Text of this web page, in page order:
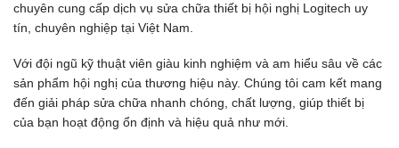
chuyên cung cấp dịch vụ sửa chữa thiết bị hội nghị Logitech uy
tín, chuyên nghiệp tại Việt Nam.
Với đội ngũ kỹ thuật viên giàu kinh nghiệm và am hiểu sâu về các
sản phẩm hội nghị của thương hiệu này. Chúng tôi cam kết mang
đến giải pháp sửa chữa nhanh chóng, chất lượng, giúp thiết bị
của bạn hoạt động ổn định và hiệu quả như mới.